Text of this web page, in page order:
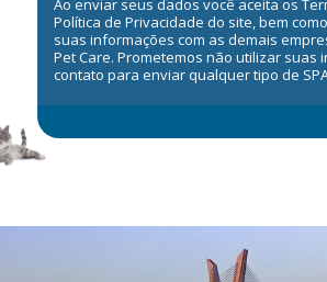
Ao enviar seus dados você aceita os
Política de Privacidade do site, bem
suas informações com as demais
Pet Care. Prometemos não utilizar suas
contato para enviar qualquer tipo de